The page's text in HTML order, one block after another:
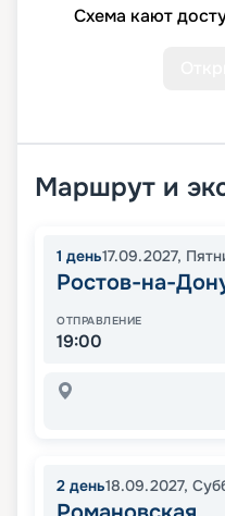
Схема кают
Маршрут и
1 день17.09.2027,
Ростов-на-
ОТПРАВЛЕНИЕ
19:00
2 день18.09.2027,